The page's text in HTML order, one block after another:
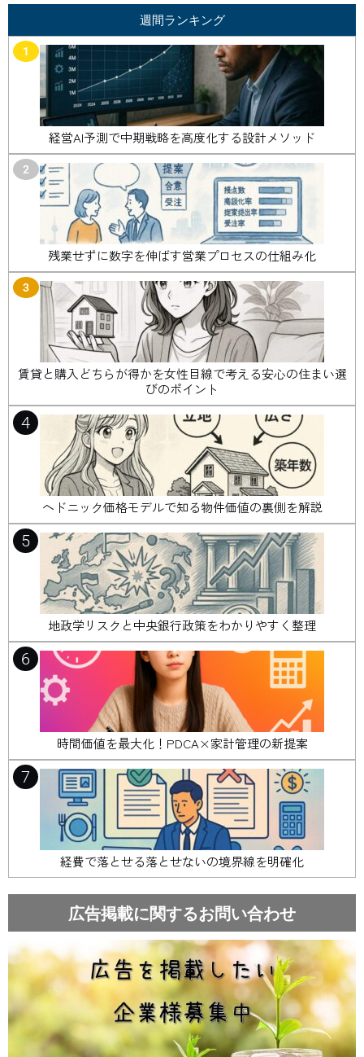
週間ランキング
1
経営AI予測で中期戦略を高度化する設計メソッド
2
残業せずに数字を伸ばす営業プロセスの仕組み化
3
賃貸と購入どちらが得かを女性目線で考える安心の住まい選
びのポイント
4
ヘドニック価格モデルで知る物件価値の裏側を解説
5
地政学リスクと中央銀行政策をわかりやすく整理
6
時間価値を最大化！PDCA×家計管理の新提案
7
経費で落とせる落とせないの境界線を明確化
広告掲載に関するお問い合わせ